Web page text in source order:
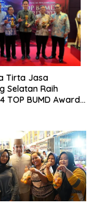
Tirta Jasa
Selatan Raih
TOP BUMD Awards